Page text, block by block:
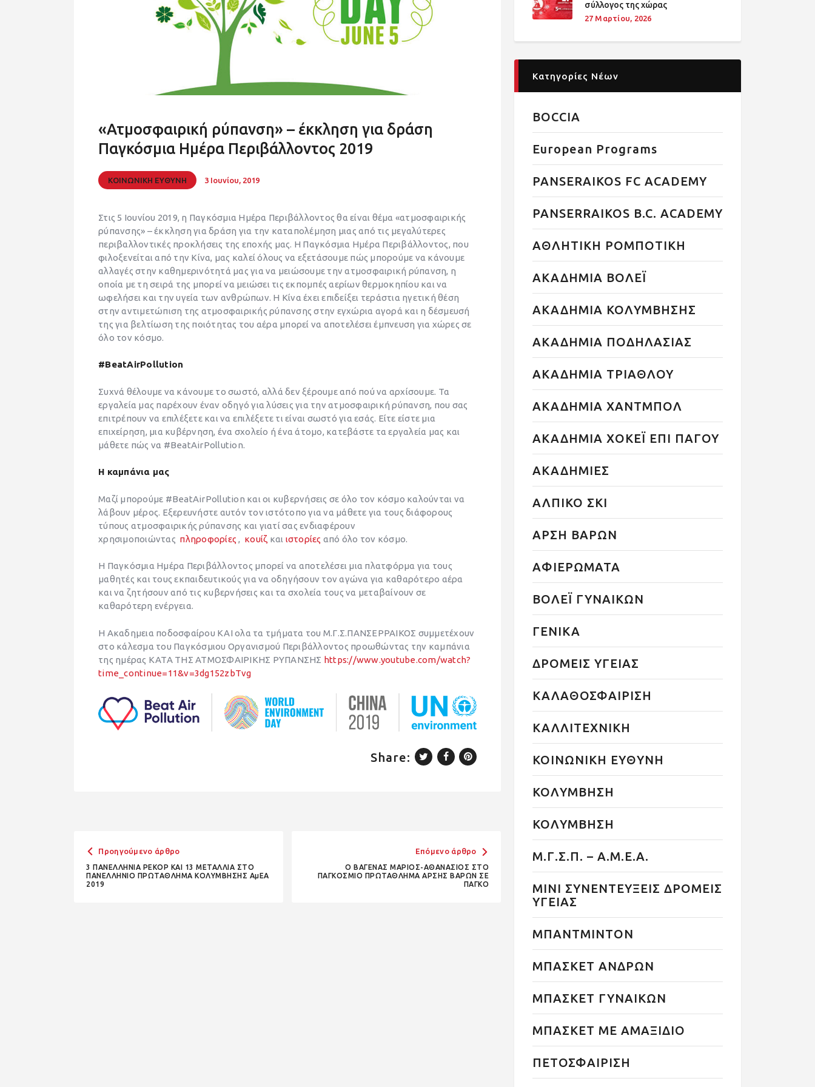
«Ατμοσφαιρική ρύπανση» – έκκληση για δράση
Παγκόσμια Ημέρα Περιβάλλοντος 2019
ΚΟΙΝΩΝΙΚΗ ΕΥΘΥΝΗ 3 Ιουνίου, 2019
Στις 5 Ιουνίου 2019, η Παγκόσμια Ημέρα Περιβάλλοντος θα είναι θέμα «ατμοσφαιρικής
ρύπανσης» – έκκληση για δράση για την καταπολέμηση μιας από τις μεγαλύτερες
περιβαλλοντικές προκλήσεις της εποχής μας. Η Παγκόσμια Ημέρα Περιβάλλοντος, που
φιλοξενείται από την Κίνα, μας καλεί όλους να εξετάσουμε πώς μπορούμε να κάνουμε
αλλαγές στην καθημερινότητά μας για να μειώσουμε την ατμοσφαιρική ρύπανση, η
οποία με τη σειρά της μπορεί να μειώσει τις εκπομπές αερίων θερμοκηπίου και να
ωφελήσει και την υγεία των ανθρώπων. Η Κίνα έχει επιδείξει τεράστια ηγετική θέση
στην αντιμετώπιση της ατμοσφαιρικής ρύπανσης στην εγχώρια αγορά και η δέσμευσή
της για βελτίωση της ποιότητας του αέρα μπορεί να αποτελέσει έμπνευση για χώρες σε
όλο τον κόσμο.
#BeatAirPollution
Συχνά θέλουμε να κάνουμε το σωστό, αλλά δεν ξέρουμε από πού να αρχίσουμε. Τα
εργαλεία μας παρέχουν έναν οδηγό για λύσεις για την ατμοσφαιρική ρύπανση, που σας
επιτρέπουν να επιλέξετε και να επιλέξετε τι είναι σωστό για εσάς. Είτε είστε μια
επιχείρηση, μια κυβέρνηση, ένα σχολείο ή ένα άτομο, κατεβάστε τα εργαλεία μας και
μάθετε πώς να #BeatAirPollution.
Η καμπάνια μας
Μαζί μπορούμε #BeatAirPollution και οι κυβερνήσεις σε όλο τον κόσμο καλούνται να
λάβουν μέρος. Εξερευνήστε αυτόν τον ιστότοπο για να μάθετε για τους διάφορους
τύπους ατμοσφαιρικής ρύπανσης και γιατί σας ενδιαφέρουν
χρησιμοποιώντας πληροφορίες , κουίζ και ιστορίες από όλο τον κόσμο.
Η Παγκόσμια Ημέρα Περιβάλλοντος μπορεί να αποτελέσει μια πλατφόρμα για τους
μαθητές και τους εκπαιδευτικούς για να οδηγήσουν τον αγώνα για καθαρότερο αέρα
και να ζητήσουν από τις κυβερνήσεις και τα σχολεία τους να μεταβαίνουν σε
καθαρότερη ενέργεια.
Η Ακαδημεια ποδοσφαίρου ΚΑΙ ολα τα τμήματα του Μ.Γ.Σ.ΠΑΝΣΕΡΡΑΙΚΟΣ συμμετέχουν
στο κάλεσμα του Παγκόσμιου Οργανισμού Περιβάλλοντος προωθώντας την καμπάνια
της ημέρας ΚΑΤΑ ΤΗΣ ΑΤΜΟΣΦΑΙΡΙΚΗΣ ΡΥΠΑΝΣΗΣ https://www.youtube.com/watch?
time_continue=11&v=3dg152zbTvg
Share:
Προηγούμενο άρθρο
3 ΠΑΝΕΛΛΗΝΙΑ ΡΕΚΟΡ ΚΑΙ 13 ΜΕΤΑΛΛΙΑ ΣΤΟ
ΠΑΝΕΛΛΗΝΙΟ ΠΡΩΤΑΘΛΗΜΑ ΚΟΛΥΜΒΗΣΗΣ ΑμΕΑ
2019
Επόμενο άρθρο
Ο ΒΑΓΕΝΑΣ ΜΑΡΙΟΣ-ΑΘΑΝΑΣΙΟΣ ΣΤΟ
ΠΑΓΚΟΣΜΙΟ ΠΡΩΤΑΘΛΗΜΑ ΑΡΣΗΣ ΒΑΡΩΝ ΣΕ
ΠΑΓΚΟ
σύλλογος της χώρας
27 Μαρτίου, 2026
Κατηγορίες Νέων
BOCCIA
European Programs
PANSERAIKOS FC ACADEMY
PANSERRAIKOS B.C. ACADEMY
ΑΘΛΗΤΙΚΗ ΡΟΜΠΟΤΙΚΗ
ΑΚΑΔΗΜΙΑ ΒΟΛΕΪ
ΑΚΑΔΗΜΙΑ ΚΟΛΥΜΒΗΣΗΣ
ΑΚΑΔΗΜΙΑ ΠΟΔΗΛΑΣΙΑΣ
ΑΚΑΔΗΜΙΑ ΤΡΙΑΘΛΟΥ
ΑΚΑΔΗΜΙΑ ΧΑΝΤΜΠΟΛ
ΑΚΑΔΗΜΙΑ ΧΟΚΕΪ ΕΠΙ ΠΑΓΟΥ
ΑΚΑΔΗΜΙΕΣ
ΑΛΠΙΚΟ ΣΚΙ
ΑΡΣΗ ΒΑΡΩΝ
ΑΦΙΕΡΩΜΑΤΑ
ΒΟΛΕΪ ΓΥΝΑΙΚΩΝ
ΓΕΝΙΚΑ
ΔΡΟΜΕΙΣ ΥΓΕΙΑΣ
ΚΑΛΑΘΟΣΦΑΙΡΙΣΗ
ΚΑΛΛΙΤΕΧΝΙΚΗ
ΚΟΙΝΩΝΙΚΗ ΕΥΘΥΝΗ
ΚΟΛΥΜΒΗΣΗ
ΚΟΛΥΜΒΗΣΗ
Μ.Γ.Σ.Π. – Α.Μ.Ε.Α.
ΜΙΝΙ ΣΥΝΕΝΤΕΥΞΕΙΣ ΔΡΟΜΕΙΣ
ΥΓΕΙΑΣ
ΜΠΑΝΤΜΙΝΤΟΝ
ΜΠΑΣΚΕΤ ΑΝΔΡΩΝ
ΜΠΑΣΚΕΤ ΓΥΝΑΙΚΩΝ
ΜΠΑΣΚΕΤ ΜΕ ΑΜΑΞΙΔΙΟ
ΠΕΤΟΣΦΑΙΡΙΣΗ